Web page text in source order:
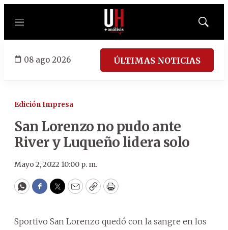
Menú
Mostrar
08 ago 2026 ÚLTIMAS NOTICIAS
Edición Impresa
San Lorenzo no pudo ante
River y Luqueño lidera solo
Mayo 2, 2022 10:00 p. m.
WhatsApp
Facebook
Twitter
EmailCopyPrint
Sportivo San Lorenzo quedó con la sangre en los